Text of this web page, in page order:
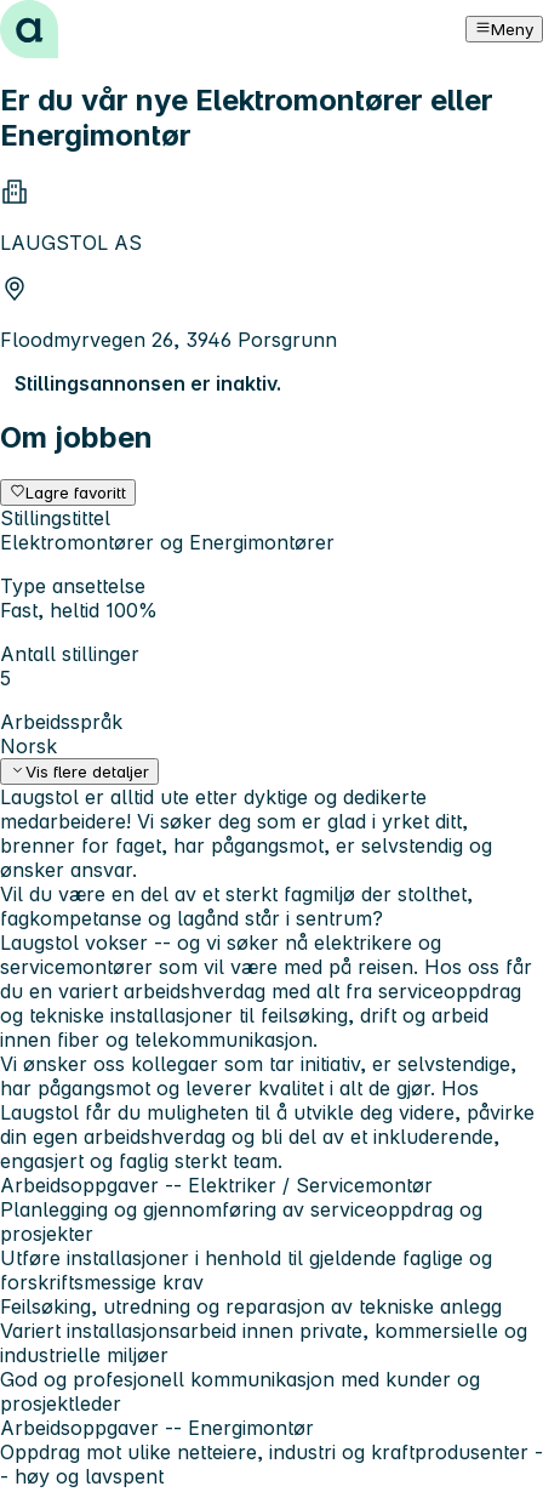
Hopp til innhold Meny
Er du vår nye Elektromontører eller
Energimontør
LAUGSTOL AS
Floodmyrvegen 26, 3946 Porsgrunn
Stillingsannonsen er inaktiv.
Om jobben
Lagre favoritt
Stillingstittel
Elektromontører og Energimontører
Type ansettelse
Fast, heltid 100%
Antall stillinger
5
Arbeidsspråk
Norsk
Vis flere detaljer
Laugstol er alltid ute etter dyktige og dedikerte
medarbeidere! Vi søker deg som er glad i yrket ditt,
brenner for faget, har pågangsmot, er selvstendig og
ønsker ansvar.
Vil du være en del av et sterkt fagmiljø der stolthet,
fagkompetanse og lagånd står i sentrum?
Laugstol vokser -- og vi søker nå elektrikere og
servicemontører som vil være med på reisen. Hos oss får
du en variert arbeidshverdag med alt fra serviceoppdrag
og tekniske installasjoner til feilsøking, drift og arbeid
innen fiber og telekommunikasjon.
Vi ønsker oss kollegaer som tar initiativ, er selvstendige,
har pågangsmot og leverer kvalitet i alt de gjør. Hos
Laugstol får du muligheten til å utvikle deg videre, påvirke
din egen arbeidshverdag og bli del av et inkluderende,
engasjert og faglig sterkt team.
Arbeidsoppgaver -- Elektriker / Servicemontør
Planlegging og gjennomføring av serviceoppdrag og
prosjekter
Utføre installasjoner i henhold til gjeldende faglige og
forskriftsmessige krav
Feilsøking, utredning og reparasjon av tekniske anlegg
Variert installasjonsarbeid innen private, kommersielle og
industrielle miljøer
God og profesjonell kommunikasjon med kunder og
prosjektleder
Arbeidsoppgaver -- Energimontør
Oppdrag mot ulike netteiere, industri og kraftprodusenter -
- høy og lavspent